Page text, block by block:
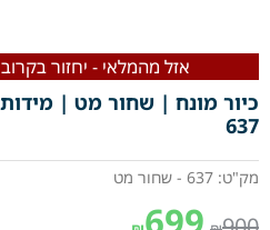
אזל מהמלאי - יחזור בקרוב
637
מק"ט: 637 - שחור מט